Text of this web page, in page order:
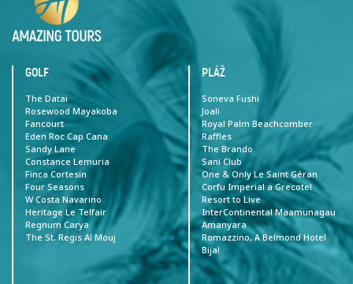
GOLF
The Datai
Rosewood Mayakoba
Fancourt
Eden Roc Cap Cana
Sandy Lane
Constance Lemuria
Finca Cortesin
Four Seasons
W Costa Navarino
Heritage Le Telfair
Regnum Carya
The St. Regis Al Mouj
PLÁŽ
Soneva Fushi
Joali
Royal Palm Beachcomber
Raffles
The Brando
Sani Club
One & Only Le Saint Géran
Corfu Imperial a Grecotel
Resort to Live
InterContinental Maamunagau
Amanyara
Romazzino, A Belmond Hotel
Bijal